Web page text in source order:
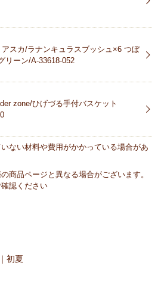
スカ/ラナンキュラスブッシュ×6 つぼ
リーン/A-33618-052
zone/ひげづる手付バスケット
ない材料や費用がかかっている場合があ
商品ページと異なる場合がございます。
認ください
初夏